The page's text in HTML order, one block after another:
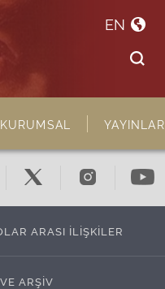
EN
KURUMSAL YAYINLAR
ARASI İLİŞKİLER
ARŞİV